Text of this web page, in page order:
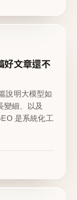
好文章還不
說明大模型如
變細、以及
是系統化工